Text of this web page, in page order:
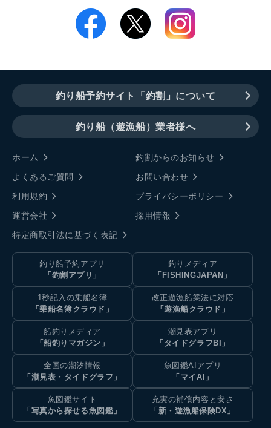
釣り船予約サイト「釣割」について
釣り船（遊漁船）業者様へ
ホーム
釣割からのお知らせ
よくあるご質問
お問い合わせ
利用規約
プライバシーポリシー
運営会社
採用情報
特定商取引法に基づく表記
釣り船予約アプリ
「釣割アプリ」
釣りメディア
「FISHINGJAPAN」
1秒記入の乗船名簿
「乗船名簿クラウド」
改正遊漁船業法に対応
「遊漁船クラウド」
船釣りメディア
「船釣りマガジン」
潮見表アプリ
「タイドグラフBI」
全国の潮汐情報
「潮見表・タイドグラフ」
魚図鑑AIアプリ
「マイAI」
魚図鑑サイト
「写真から探せる魚図鑑」
充実の補償内容と安さ
「新・遊漁船保険DX」